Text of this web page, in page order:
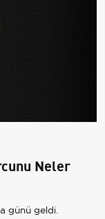
Neler
günü geldi.